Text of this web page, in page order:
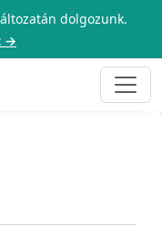
dolgozunk.
→